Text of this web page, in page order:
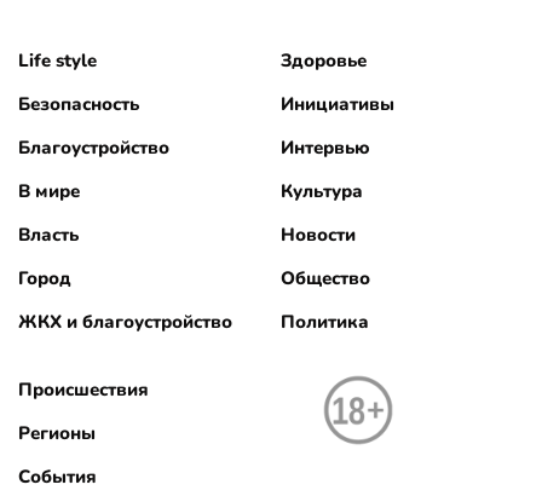
Life style
Безопасность
Благоустройство
В мире
Власть
Город
ЖКХ и благоустройство
Здоровье
Инициативы
Интервью
Культура
Новости
Общество
Политика
Происшествия
Регионы
События